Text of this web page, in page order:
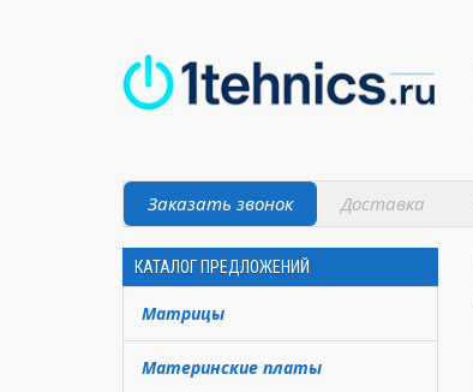
Заказать звонок Доставка
КАТАЛОГ ПРЕДЛОЖЕНИЙ
Матрицы
Материнские платы